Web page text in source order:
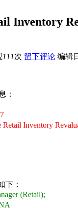
Inventory
111次 留下评论 编辑
：
Retail Inventory
下：
(Retail);